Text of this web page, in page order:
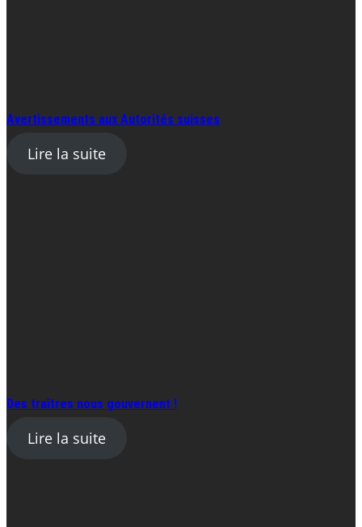
Avertissements aux Autorités suisses
Lire la suite
Des traîtres nous gouvernent !
Lire la suite